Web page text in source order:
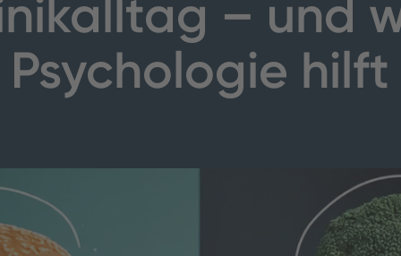
– und
Psychologie hilft